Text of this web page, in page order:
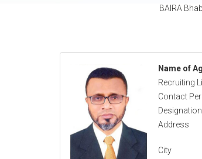
BAIRA
Name of
Recruiting
Contact
Designation
Address
City